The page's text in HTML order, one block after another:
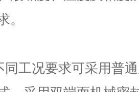
。
同工况要求可采用普